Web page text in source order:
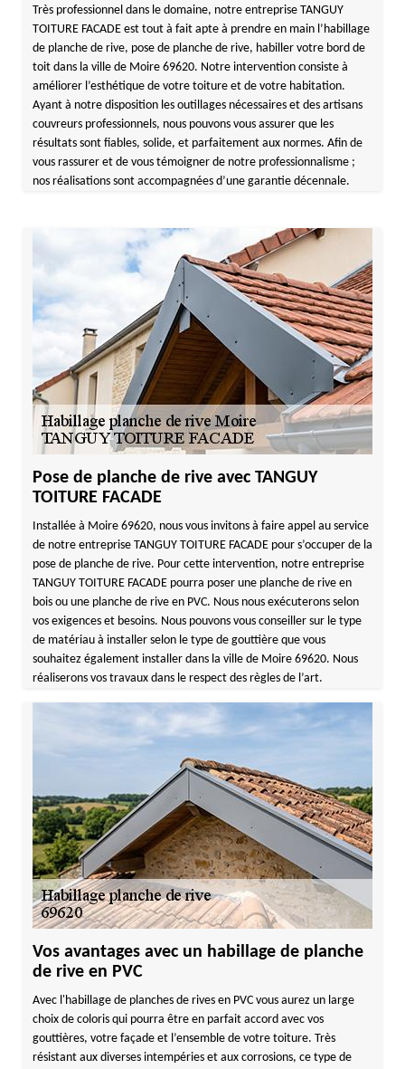
Très professionnel dans le domaine, notre entreprise TANGUY
TOITURE FACADE est tout à fait apte à prendre en main l’habillage
de planche de rive, pose de planche de rive, habiller votre bord de
toit dans la ville de Moire 69620. Notre intervention consiste à
améliorer l’esthétique de votre toiture et de votre habitation.
Ayant à notre disposition les outillages nécessaires et des artisans
couvreurs professionnels, nous pouvons vous assurer que les
résultats sont fiables, solide, et parfaitement aux normes. Afin de
vous rassurer et de vous témoigner de notre professionnalisme ;
nos réalisations sont accompagnées d’une garantie décennale.
Pose de planche de rive avec TANGUY
TOITURE FACADE
Installée à Moire 69620, nous vous invitons à faire appel au service
de notre entreprise TANGUY TOITURE FACADE pour s’occuper de la
pose de planche de rive. Pour cette intervention, notre entreprise
TANGUY TOITURE FACADE pourra poser une planche de rive en
bois ou une planche de rive en PVC. Nous nous exécuterons selon
vos exigences et besoins. Nous pouvons vous conseiller sur le type
de matériau à installer selon le type de gouttière que vous
souhaitez également installer dans la ville de Moire 69620. Nous
réaliserons vos travaux dans le respect des règles de l’art.
Vos avantages avec un habillage de planche
de rive en PVC
Avec l'habillage de planches de rives en PVC vous aurez un large
choix de coloris qui pourra être en parfait accord avec vos
gouttières, votre façade et l’ensemble de votre toiture. Très
résistant aux diverses intempéries et aux corrosions, ce type de